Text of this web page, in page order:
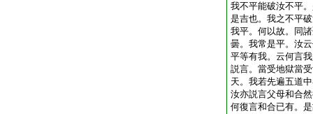
我不平能破汝不平
是吉也。我之不平
我平。何以故。同
曇。我常是平。汝
平等有我。云何言
説言。當受地獄當
天。我若先遍五道
汝亦説言父母和合
何復言和合已有。